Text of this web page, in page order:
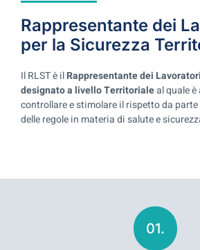
Rappresentante dei
per la Sicurezza
Il RLST è ilRappresentante dei
designato a livello Territorialeal quale
controllare e stimolare il rispetto da
delle regole in materia di salute e
01.